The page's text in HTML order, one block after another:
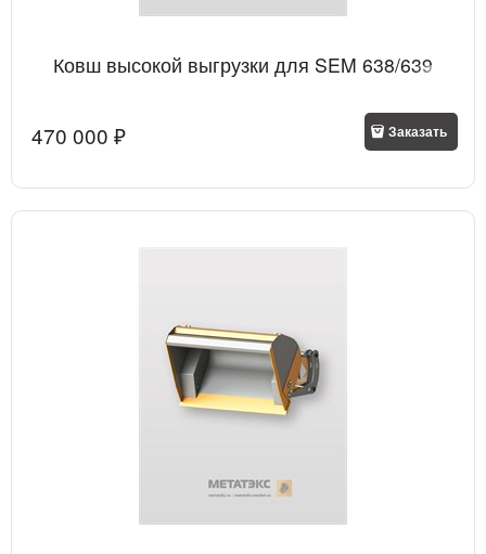
Ковш высокой выгрузки для SEM 638/639
470 000 ₽ Заказать